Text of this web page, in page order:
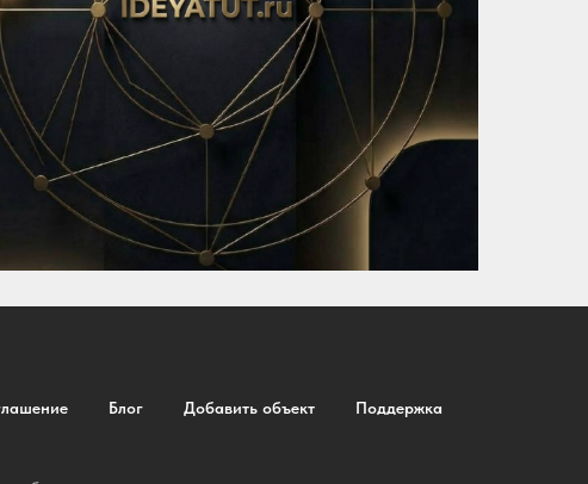
Блог Добавить объект Поддержка